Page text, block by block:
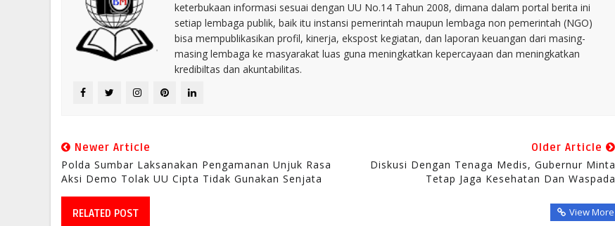
keterbukaan informasi sesuai dengan UU No.14 Tahun 2008, dimana dalam portal berita ini
setiap lembaga publik, baik itu instansi pemerintah maupun lembaga non pemerintah (NGO)
bisa mempublikasikan profil, kinerja, ekspost kegiatan, dan laporan keuangan dari masing-
masing lembaga ke masyarakat luas guna meningkatkan kepercayaan dan meningkatkan
kredibiltas dan akuntabilitas.
Newer Article
Polda Sumbar Laksanakan Pengamanan Unjuk Rasa
Aksi Demo Tolak UU Cipta Tidak Gunakan Senjata
Older Article
Diskusi Dengan Tenaga Medis, Gubernur Minta
Tetap Jaga Kesehatan Dan Waspada
RELATED POST View More